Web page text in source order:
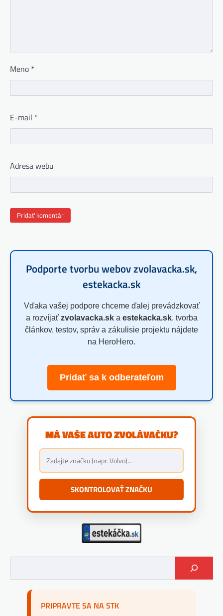
Meno *
E-mail *
Adresa webu
Podporte tvorbu webov zvolavacka.sk,
estekacka.sk
Vďaka vašej podpore chceme ďalej prevádzkovať
a rozvíjať zvolavacka.ska estekacka.sk. tvorba
článkov, testov, správ a zákulisie projektu nájdete
na HeroHero.
Pridať sa k odberateľom
MÁ VAŠE AUTO ZVOLÁVAČKU?
SKONTROLOVAŤ ZNAČKU
PRIPRAVTE SA NA STK